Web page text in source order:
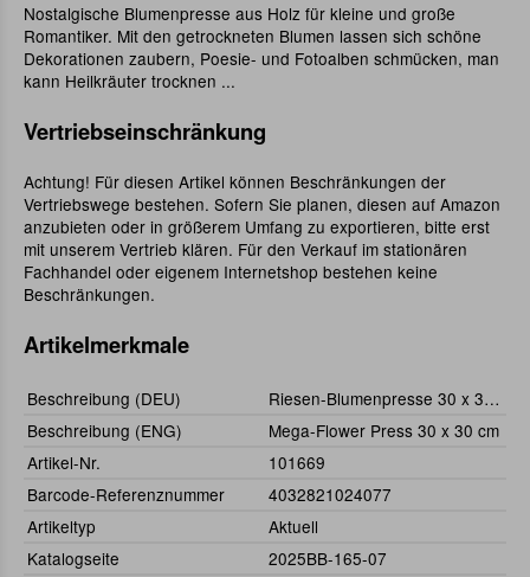
Nostalgische Blumenpresse aus Holz für kleine und große
Romantiker. Mit den getrockneten Blumen lassen sich schöne
Dekorationen zaubern, Poesie- und Fotoalben schmücken, man
kann Heilkräuter trocknen ...
Vertriebseinschränkung
Achtung! Für diesen Artikel können Beschränkungen der
Vertriebswege bestehen. Sofern Sie planen, diesen auf Amazon
anzubieten oder in größerem Umfang zu exportieren, bitte erst
mit unserem Vertrieb klären. Für den Verkauf im stationären
Fachhandel oder eigenem Internetshop bestehen keine
Beschränkungen.
Artikelmerkmale
Beschreibung (DEU)
Riesen-Blumenpresse 30 x 30 cm
Beschreibung (ENG)
Mega-Flower Press 30 x 30 cm
Artikel-Nr.
101669
Barcode-Referenznummer
4032821024077
Artikeltyp
Aktuell
Katalogseite
2025BB-165-07